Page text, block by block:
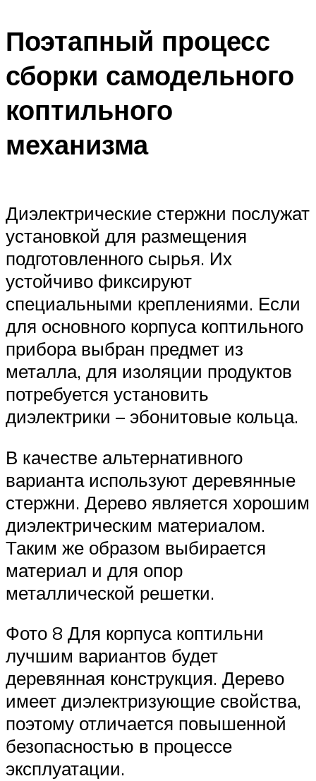
Поэтапный процесс
сборки самодельного
коптильного
механизма
Диэлектрические стержни послужат
установкой для размещения
подготовленного сырья. Их
устойчиво фиксируют
специальными креплениями. Если
для основного корпуса коптильного
прибора выбран предмет из
металла, для изоляции продуктов
потребуется установить
диэлектрики – эбонитовые кольца.
В качестве альтернативного
варианта используют деревянные
стержни. Дерево является хорошим
диэлектрическим материалом.
Таким же образом выбирается
материал и для опор
металлической решетки.
Фото 8 Для корпуса коптильни
лучшим вариантов будет
деревянная конструкция. Дерево
имеет диэлектризующие свойства,
поэтому отличается повышенной
безопасностью в процессе
эксплуатации.